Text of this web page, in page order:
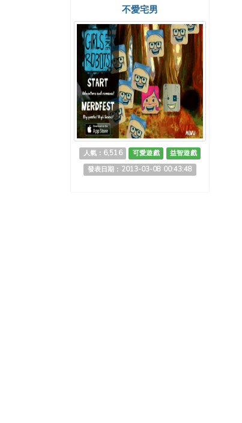
不愛宅男
人氣：6,516 可愛遊戲
益智遊戲
發表日期：2013-03-08 00:43:48